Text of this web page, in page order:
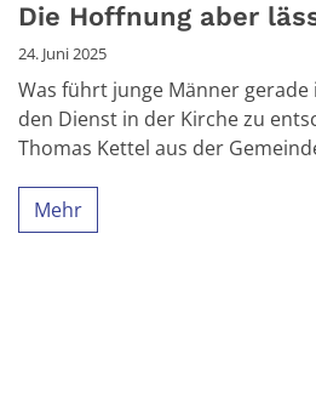
Die Hoffnung aber
24. Juni 2025
Was führt junge Männer
den Dienst in der Kirche zu
Thomas Kettel aus der
Mehr